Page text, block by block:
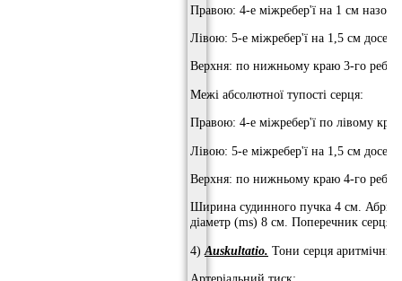
Правою: 4-е міжребер'ї на 1 см
Лівою: 5-е міжребер'ї на 1,5 см
Верхня: по нижньому краю 3-го ребра.
Межі абсолютної тупості серця:
Правою: 4-е міжребер'ї по лівому
Лівою: 5-е міжребер'ї на 1,5 см
Верхня: по нижньому краю 4-го ребра.
Ширина судинного пучка 4 см. Абрис
діаметр (ms) 8 см. Поперечник серця
4) Auskultatio. Тони серця